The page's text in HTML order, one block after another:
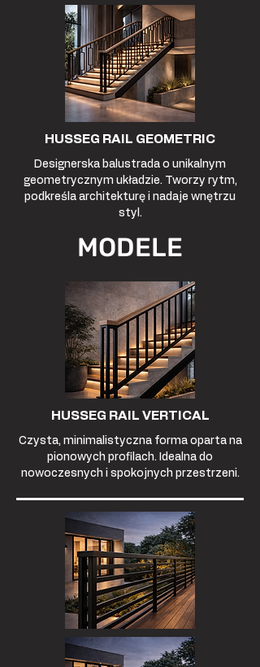
HUSSEG RAIL GEOMETRIC
Designerska balustrada o unikalnym
geometrycznym układzie. Tworzy rytm,
podkreśla architekturę i nadaje wnętrzu
styl.
MODELE
HUSSEG RAIL VERTICAL
Czysta, minimalistyczna forma oparta na
pionowych profilach. Idealna do
nowoczesnych i spokojnych przestrzeni.